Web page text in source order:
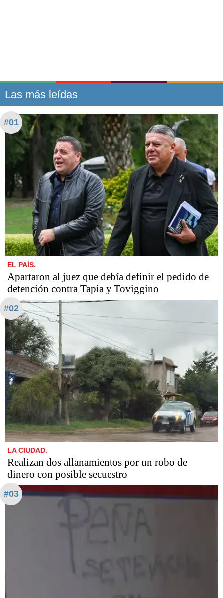
Las más leídas
#01
EL PAÍS.
Apartaron al juez que debía definir el pedido de
detención contra Tapia y Toviggino
#02
LA CIUDAD.
Realizan dos allanamientos por un robo de
dinero con posible secuestro
#03